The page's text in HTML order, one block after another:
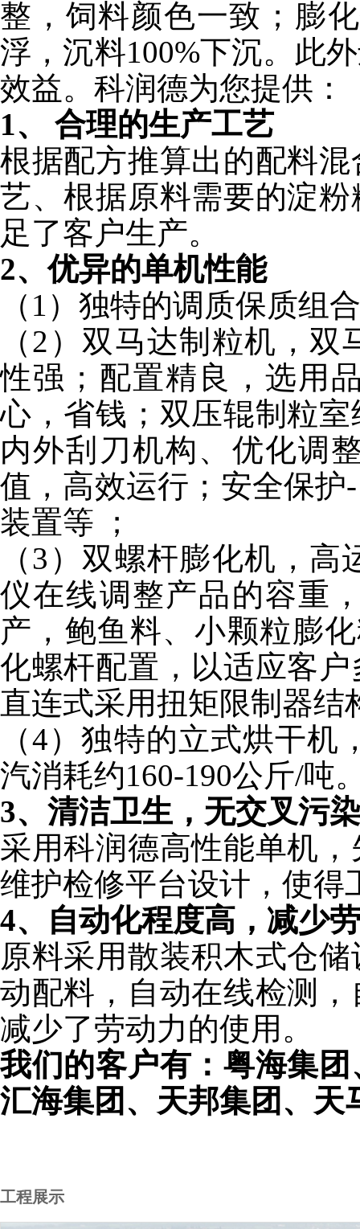
整，饲料颜色一致；膨
浮，沉料100%下沉。此
效益。科润德为您提供：
1、 合理的生产工艺
根据配方推算出的配料
艺、根据原料需要的淀
足了客户生产。
2、优异的单机性能
（1）独特的调质保质组
（2）双马达制粒机，
性强；配置精良，选用
心，省钱；双压辊制粒
内外刮刀机构、优化调
值，高效运行；安全保
装置等 ；
（3）双螺杆膨化机，
仪在线调整产品的容重
产，鲍鱼料、小颗粒膨
化螺杆配置，以适应客
直连式采用扭矩限制器结
（4）独特的立式烘干
汽消耗约160-190公斤/吨
3、清洁卫生，无交叉污
采用科润德高性能单机
维护检修平台设计，使得
4、自动化程度高，减少
原料采用散装积木式仓
动配料，自动在线检测
减少了劳动力的使用。
我们的客户有：粤海集
汇海集团、天邦集团、天
工程展示